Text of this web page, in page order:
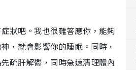
狀吧。我也很難答應你，能夠
，就會影響你的睡眠。同時，
疏肝解鬱，同時急速清理體內